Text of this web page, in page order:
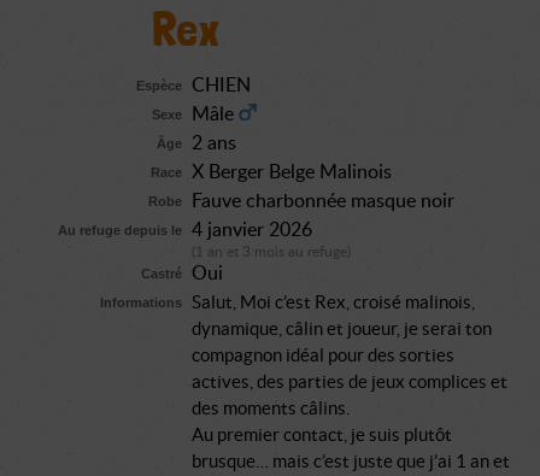
Rex
Espèce CHIEN
Sexe Mâle
Âge 2 ans
Race X Berger Belge Malinois
Robe Fauve charbonnée masque noir
Au refuge depuis le 4 janvier 2026
(1 an et 3 mois au refuge)
Castré
Oui
Informations
Salut, Moi c’est Rex, croisé malinois,
dynamique, câlin et joueur, je serai ton
compagnon idéal pour des sorties
actives, des parties de jeux complices et
des moments câlins.
Au premier contact, je suis plutôt
brusque… mais c’est juste que j’ai 1 an et